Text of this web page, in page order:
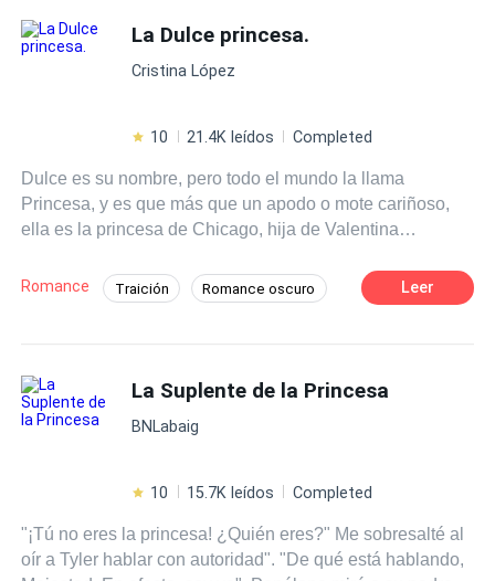
La Dulce princesa.
Cristina López
10 21.4K leídos Completed
Dulce es su nombre, pero todo el mundo la llama
Princesa, y es que más que un apodo o mote cariñoso,
ella es la princesa de Chicago, hija de Valentina
pequeña supo lo que quería, ser como su madre, una
digna heredera de la mafia, fue por eso que quiso imitar a
un sicario y un mafioso? nada, salvo enamorarse de la
misma mujer, ¿Quién ganara el corazón de Dulce?
Romance Traición Romance oscuro Leer
La Suplente de la Princesa
BNLabaig
10 15.7K leídos Completed
"¡Tú no eres la princesa! ¿Quién eres?" Me sobresalté al
oír a Tyler hablar con autoridad". "De qué está hablando,